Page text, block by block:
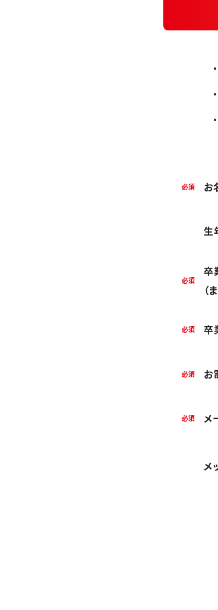
アクセス
公式
お
必須
生
卒
（
必須
卒
必須
お
必須
メ
必須
メ